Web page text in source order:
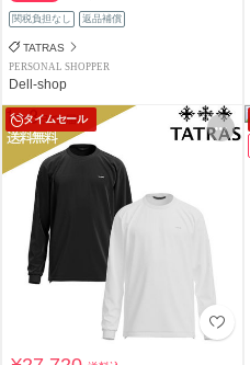
関税負担なし 返品補償
TATRAS
PERSONAL SHOPPER
Dell-shop
タイムセール